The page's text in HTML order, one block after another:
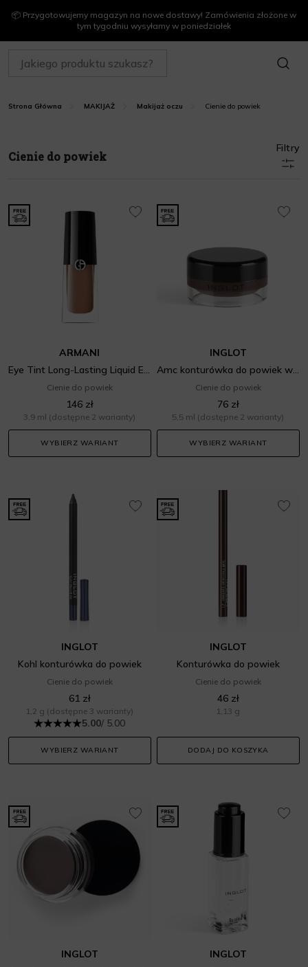
📦 Przygotowujemy magazyn na nowe dostawy! Zamówienia złożone w
tym tygodniu wysyłamy w poniedziałek
SZUKAJ
Strona Główna MAKIJAŻ Makijaż oczu Cienie do powiek
Cienie do powiek
Filtry
ARMANI
Eye Tint Long-Lasting Liquid Eyeshadow
Cienie do powiek
146 zł
3,9 ml (dostępne 2 warianty)
WYBIERZ WARIANT
INGLOT
Amc konturówka do powiek w żelu
Cienie do powiek
76 zł
5,5 ml (dostępne 2 warianty)
WYBIERZ WARIANT
INGLOT
Kohl konturówka do powiek
Cienie do powiek
61 zł
1,2 g (dostępne 3 warianty)
5.00/ 5.00
WYBIERZ WARIANT
INGLOT
Konturówka do powiek
Cienie do powiek
46 zł
1,13 g
DODAJ DO KOSZYKA
INGLOT
INGLOT